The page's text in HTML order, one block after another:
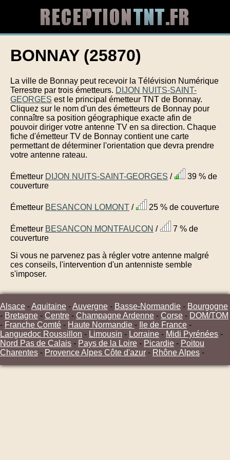
BONNAY (25870)
La ville de Bonnay peut recevoir la Télévision Numérique
Terrestre par trois émetteurs. DIJON NUITS-SAINT-
GEORGES est le principal émetteur TNT de Bonnay.
Cliquez sur le nom d'un des émetteurs de Bonnay pour
connaître sa position géographique exacte afin de
pouvoir diriger votre antenne TV en sa direction. Chaque
fiche d'émetteur TV de Bonnay contient une carte
permettant de déterminer l'orientation que devra prendre
votre antenne rateau.
Émetteur DIJON NUITS-SAINT-GEORGES /
39 % de
couverture
Émetteur BESANCON LOMONT / 25 % de couverture
Émetteur BESANCON MONTFAUCON /
7 % de
couverture
Si vous ne parvenez pas à régler votre antenne malgré
ces conseils, l'intervention d'un antenniste semble
s'imposer.
Alsace -Aquitaine -Auvergne - Basse-Normandie - Bourgogne
- Bretagne - Centre - Champagne Ardenne - Corse - DOM/TOM
- Franche Comté - Haute Normandie - Ile de France -
Languedoc Roussillon - Limousin - Lorraine - Midi Pyrénées -
Nord Pas de Calais - Pays de la Loire - Picardie - Poitou
Charentes - Provence Alpes Côte d'azur - Rhône Alpes -